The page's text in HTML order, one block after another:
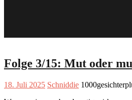
Folge 3/15: Mut oder
18. Juli 2025 Schniddie